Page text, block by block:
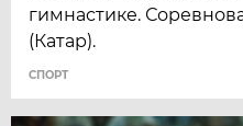
гимнастике.
(Катар).
СПОРТ